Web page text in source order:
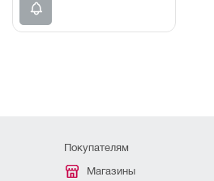
Покупателям
Магазины